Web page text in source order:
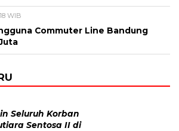
WIB
Commuter Line Bandung
Seluruh Korban
Sentosa II di